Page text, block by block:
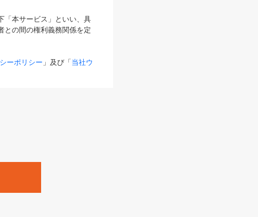
「本サービス」といい、具
との間の権利義務関係を定
ーポリシー 」及び「当社ウ
、変更後のサービスを含
ます。
Biz/Zine」「HRzine」